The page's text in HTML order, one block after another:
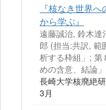
『核なき世界
から学ぶ』
遠藤誠治, 鈴木達
郎 (担当:共訳, 範
析する枠組」; 第
めの含意、結論
長崎大学核廃絶
3月